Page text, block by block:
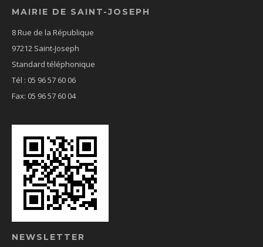
MAIRIE DE SAINT-JOSEPH
8 Rue de la République
97212 Saint-Joseph
Standard téléphonique
Tél : 05 96 57 60 06
Fax: 05 96 57 60 04
NEWSLETTER